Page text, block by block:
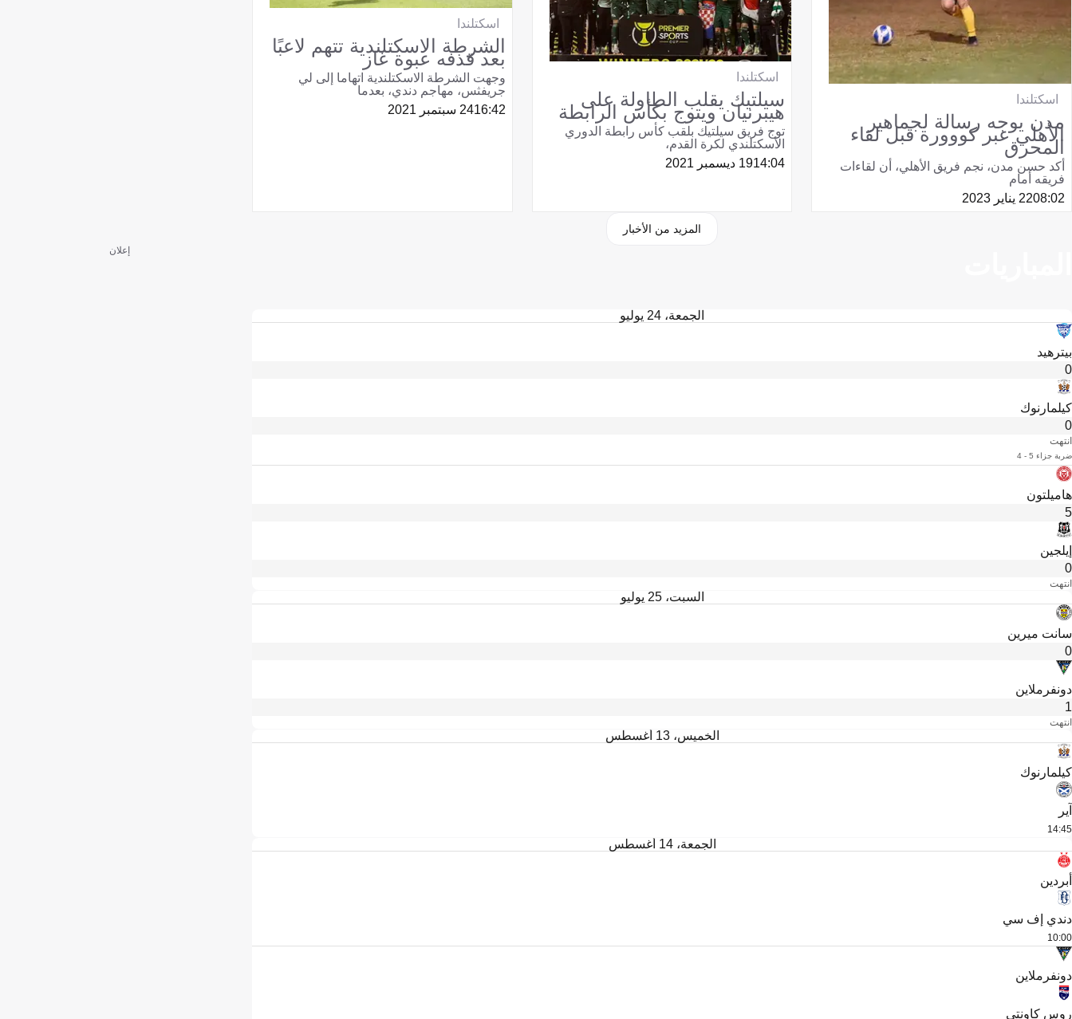
اسكتلندا
مدن يوجه رسالة لجماهير
الأهلي عبر كووورة قبل لقاء
المحرق
أكد حسن مدن، نجم فريق الأهلي، أن لقاءات
فريقه أمام
08:0222 يناير 2023
اسكتلندا
سيلتيك يقلب الطاولة على
هيبرنيان ويتوج بكأس الرابطة
توج فريق سيلتيك بلقب كأس رابطة الدوري
الأسكتلندي لكرة القدم،
14:0419 ديسمبر 2021
اسكتلندا
الشرطة الاسكتلندية تتهم لاعبًا
بعد قذفه عبوة غاز
وجهت الشرطة الاسكتلندية اتهاما إلى لي
جريفثس، مهاجم دندي، بعدما
16:4224 سبتمبر 2021
المزيد من الأخبار
الجمعة، 24 يوليو
بيترهيد
0
كيلمارنوك
0
انتهت
ضربة جزاء 5 - 4
هاميلتون
5
إيلجين
0
انتهت
السبت، 25 يوليو
سانت ميرين
0
دونفرملاين
1
انتهت
الخميس، 13 أغسطس
كيلمارنوك
آير
14:45
الجمعة، 14 أغسطس
أبردين
دندي إف سي
10:00
دونفرملاين
روس كاونتي
إعلان